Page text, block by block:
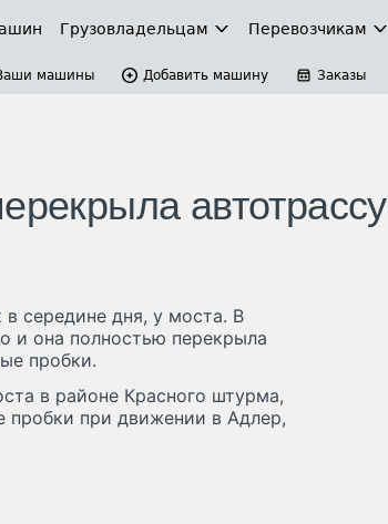
Грузовладельцам Перевозчикам
машины Добавить машину Заказы
автотрассу
середине дня, у моста. В
и она полностью перекрыла
пробки.
в районе Красного штурма,
при движении в Адлер,